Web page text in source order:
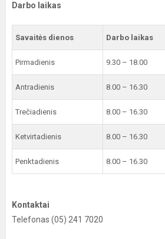
Darbo laikas
Savaitės dienos Darbo laikas
Pirmadienis 9.30 – 18.00
Antradienis 8.00 – 16.30
Trečiadienis 8.00 – 16.30
Ketvirtadienis 8.00 – 16.30
Penktadienis 8.00 – 16.30
Kontaktai
Telefonas (05) 241 7020